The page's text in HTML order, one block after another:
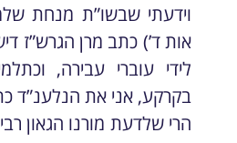
וידעתי שבשו”ת מנחת
אות ד’) כתב מרן הגרש”ז
לידי עוברי עבירה,
בקרקע, אני את הנלענ”ד
הרי שלדעת מורנו הגאון